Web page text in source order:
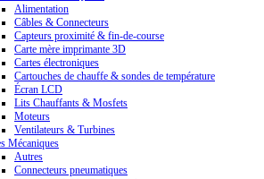
Alimentation
Câbles & Connecteurs
Capteurs proximité & fin-de-course
Carte mère imprimante 3D
Cartes électroniques
Cartouches de chauffe & sondes de température
Écran LCD
Lits Chauffants & Mosfets
Moteurs
Ventilateurs & Turbines
Mécaniques
Autres
Connecteurs pneumatiques